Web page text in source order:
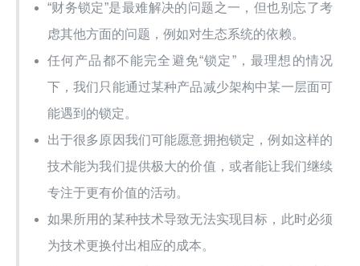
“财务锁定”是最难解决的问题之一，但也别忘了考
虑其他方面的问题，例如对生态系统的依赖。
任何产品都不能完全避免“锁定”，最理想的情况
下，我们只能通过某种产品减少架构中某一层面可
能遇到的锁定。
出于很多原因我们可能愿意拥抱锁定，例如这样的
技术能为我们提供极大的价值，或者能让我们继续
专注于更有价值的活动。
如果所用的某种技术导致无法实现目标，此时必须
为技术更换付出相应的成本。